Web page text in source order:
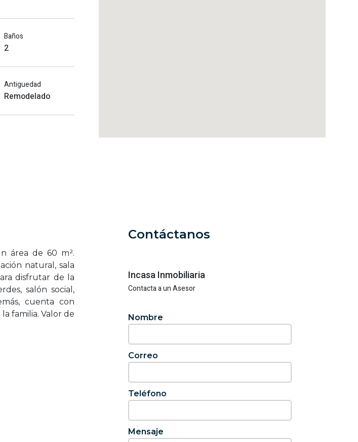
Baños
2
Antiguedad
Remodelado
área de 60 m².
natural, sala
disfrutar de la
salón social,
cuenta con
familia. Valor de
Contáctanos
Incasa Inmobiliaria
Contacta a un Asesor
Nombre
Correo
Teléfono
Mensaje